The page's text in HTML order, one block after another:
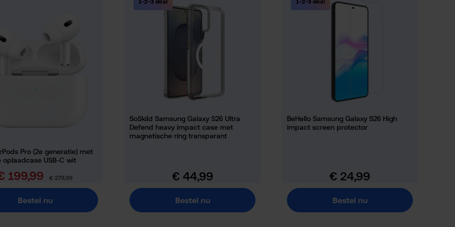
Pro (2e generatie) met
oplaadcase USB-C wit
199,99 Normale prijs:
€ 279,99
Bestel nu
1-2-3 deal
SoSkild Samsung Galaxy S26 Ultra
Defend heavy impact case met
magnetische ring transparant
Normale prijs:
€ 44,99
Bestel nu
1-2-3 deal
BeHello Samsung Galaxy S26 High
impact screen protector
Normale prijs:
€ 24,99
Bestel nu